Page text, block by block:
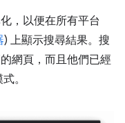
，以便在所有平台
) 上顯示搜尋結果。搜
網頁，而且他們已經
。